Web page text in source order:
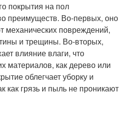
покрытия на пол
преимуществ. Во-первых, оно
механических повреждений,
и трещины. Во-вторых,
влияние влаги, что
материалов, как дерево или
облегчает уборку и
как грязь и пыль не проникают